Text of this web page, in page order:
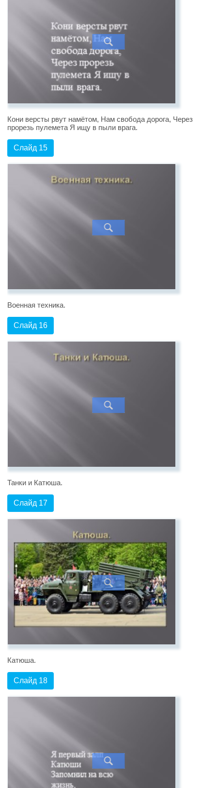
Кони версты рвут намётом, Нам свобода дорога, Через
прорезь пулемета Я ищу в пыли врага.
Слайд 15
Военная техника.
Слайд 16
Танки и Катюша.
Слайд 17
Катюша.
Слайд 18